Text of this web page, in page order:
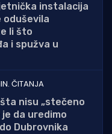
instalacija
oduševila
li što
i spužva u
ČITANJA
nisu „stečeno
je da uredimo
Dubrovnika